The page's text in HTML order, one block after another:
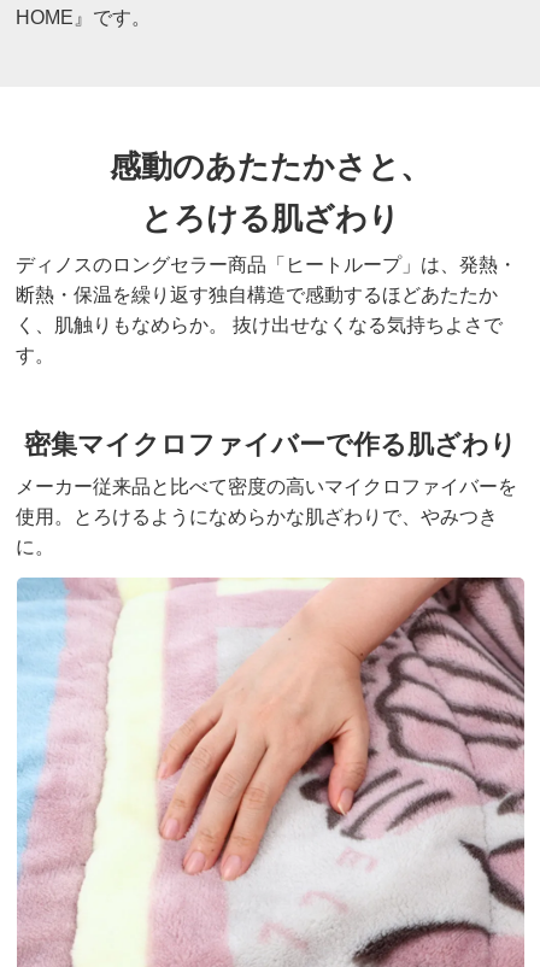
HOME』です。
感動のあたたかさと、
とろける肌ざわり
ディノスのロングセラー商品「ヒートループ」は、発熱・
断熱・保温を繰り返す独自構造で感動するほどあたたか
く、肌触りもなめらか。 抜け出せなくなる気持ちよさで
す。
密集マイクロファイバーで作る肌ざわり
メーカー従来品と比べて密度の高いマイクロファイバーを
使用。 とろけるようになめらかな肌ざわりで、やみつき
に。